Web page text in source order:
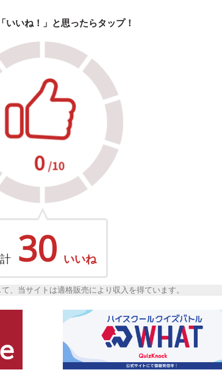
いいね！」と思ったらタップ！
30 いいね
、当サイトは適格販売により収入を得ています。